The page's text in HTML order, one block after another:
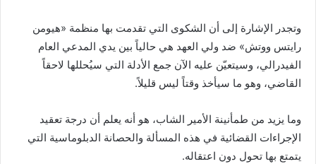
وتجدر الإشارة إلى أن الشكوى التي تقدمت بها منظمة «هيومن
رايتس ووتش» ضد ولي العهد هي حالياً بين يدي المدعي العام
الفيدرالي، وسيتعيّن عليه الآن جمع الأدلة التي سيُحللها لاحقاً
القاضي، وهو ما سيأخذ وقتاً ليس قليلاً.
وما يزيد من طمأنينة الأمير الشاب، هو أنه يعلم أن درجة تعقيد
الإجراءات القضائية في هذه المسألة والحصانة الدبلوماسية التي
يتمتع بها تحول دون اعتقاله.